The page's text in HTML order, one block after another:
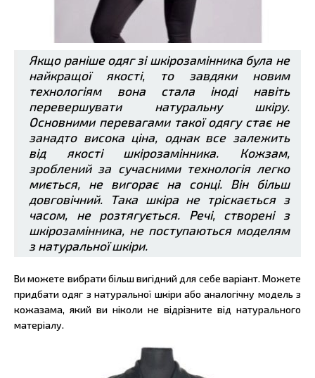
Якщо раніше одяг зі шкірозамінника була не
найкращої якості, то завдяки новим
технологіям вона стала іноді навіть
перевершувати натуральну шкіру.
Основними перевагами такої одягу стає не
занадто висока ціна, однак все залежить
від якості шкірозамінника. Кожзам,
зроблений за сучасними технологія легко
миється, не вигорає на сонці. Він більш
довговічний. Така шкіра не тріскається з
часом, не розтягується. Речі, створені з
шкірозамінника, не поступаються моделям
з натуральної шкіри.
Ви можете вибрати більш вигідний для себе варіант. Можете
придбати одяг з натуральної шкіри або аналогічну модель з
кожазама, який ви ніколи не відрізните від натурального
матеріалу.